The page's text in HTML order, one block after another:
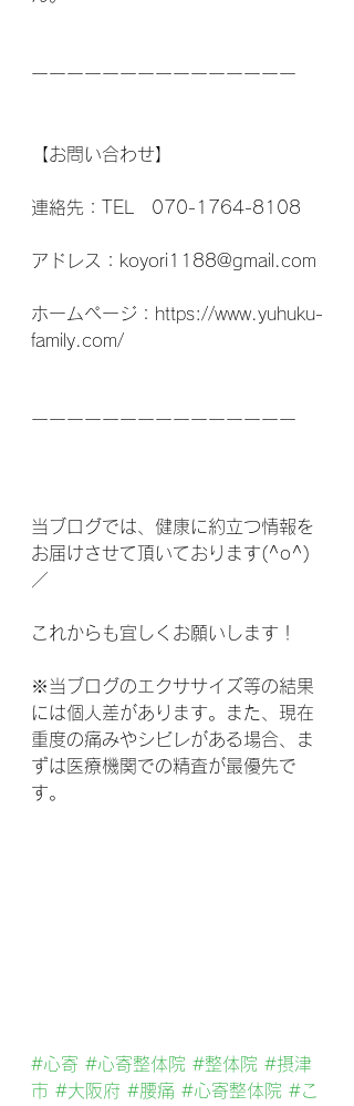
ーーーーーーーーーーーーーーー
【お問い合わせ】
連絡先：TEL　070-1764-8108
アドレス：koyori1188@gmail.com
ホームページ：https://www.yuhuku-
family.com/
ーーーーーーーーーーーーーーー
当ブログでは、健康に約立つ情報を
お届けさせて頂いております(^o^)
／
これからも宜しくお願いします！
※当ブログのエクササイズ等の結果
には個人差があります。また、現在
重度の痛みやシビレがある場合、ま
ずは医療機関での精査が最優先で
す。
#心寄 #心寄整体院 #整体院 #摂津
市 #大阪府 #腰痛 #心寄整体院 #こ